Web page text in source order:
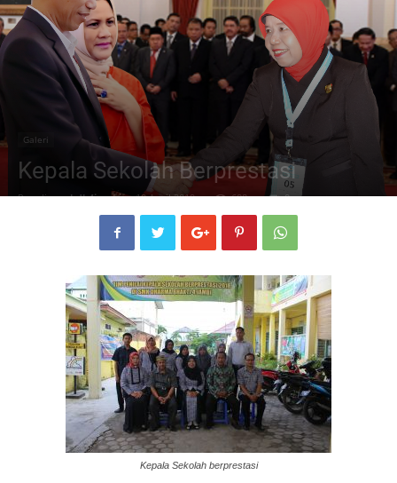
Galeri
Kepala Sekolah Berprestasi
Penulis smkdb4jambi - 10 April 2019 688 0
Kepala Sekolah berprestasi